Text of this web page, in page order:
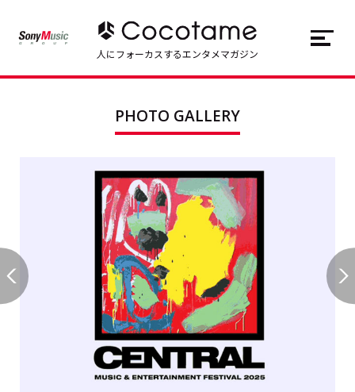
Series
Cocotameとは About
JP EN
人にフォーカスするエンタメマガジン
PHOTO GALLERY